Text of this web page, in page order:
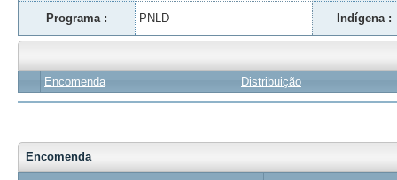
Programa : PNLD Indígena :
Encomenda Distribuição
Encomenda